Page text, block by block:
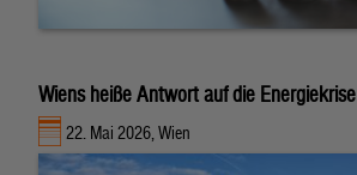
Wiens heiße Antwort auf die Energiekrise
22. Mai 2026, Wien